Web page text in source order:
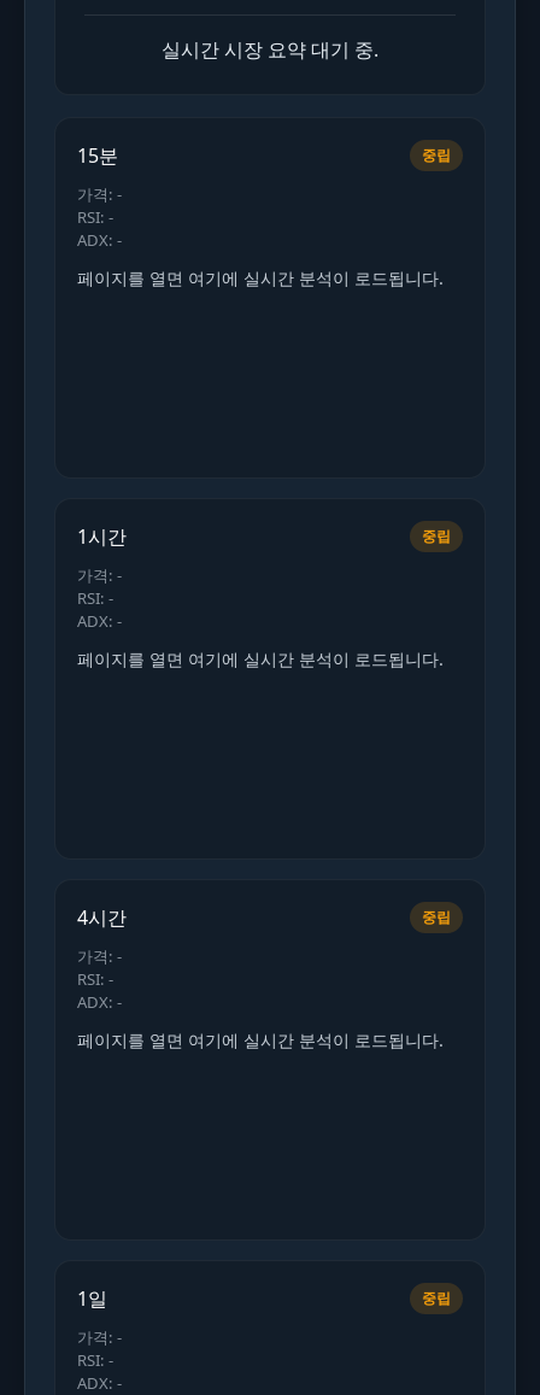
실시간 시장 요약 대기 중.
15분 중립
가격: -
RSI: -
ADX: -
페이지를 열면 여기에 실시간 분석이 로드됩니다.
1시간 중립
가격: -
RSI: -
ADX: -
페이지를 열면 여기에 실시간 분석이 로드됩니다.
4시간 중립
가격: -
RSI: -
ADX: -
페이지를 열면 여기에 실시간 분석이 로드됩니다.
1일 중립
가격: -
RSI: -
ADX: -